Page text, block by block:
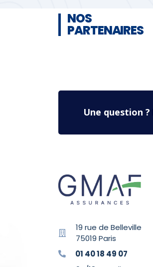
NOS
PARTENAIRES
Une question ?
19 rue de Belleville
75019 Paris
01 40 18 49 07